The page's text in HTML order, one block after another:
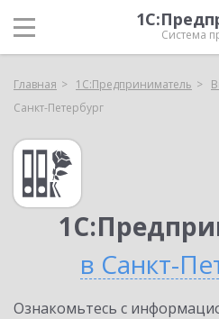
Система
Главная 1С:Предприниматель
Санкт-Петербург
в Санкт-
Ознакомьтесь с